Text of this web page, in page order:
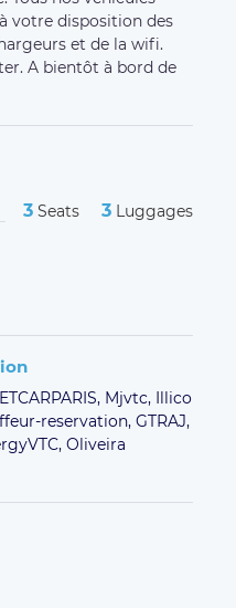
votre disposition des
et de la wifi.
A bientôt à bord de
3 Seats 3 Luggages
Mjvtc, Illico
reservation, GTRAJ,
Oliveira